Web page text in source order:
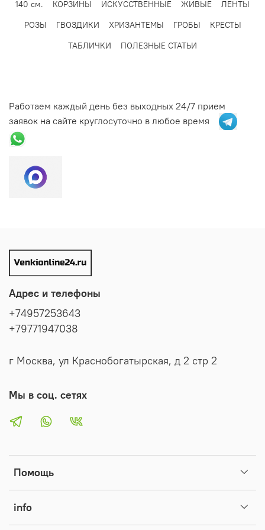
140 см.
КОРЗИНЫ ИСКУССТВЕННЫЕ ЖИВЫЕ
ЛЕНТЫ
РОЗЫ
ГВОЗДИКИ ХРИЗАНТЕМЫ ГРОБЫ
КРЕСТЫ
ТАБЛИЧКИ
ПОЛЕЗНЫЕ СТАТЬИ
Работаем каждый день без выходных 24/7 прием
заявок на сайте круглосуточно в любое время
Помощь
info
Адрес и телефоны
+74957253643
+79771947038
г Москва, ул Краснобогатырская, д 2 стр 2
Мы в соц. сетях